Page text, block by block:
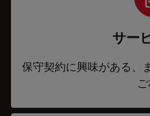
サー
保守契約に興味がある、